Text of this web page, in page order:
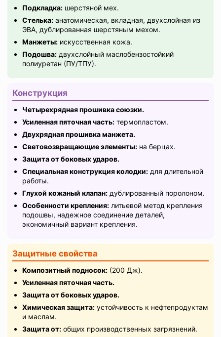
Подкладка: шерстяной мех.
Стелька: анатомическая, вкладная, двухслойная из
ЭВА, дублированная шерстяным мехом.
Манжеты: искусственная кожа.
Подошва: двухслойный маслобензостойкий
полиуретан (ПУ/ТПУ).
Конструкция
Четырехрядная прошивка союзки.
Усиленная пяточная часть: термопластом.
Двухрядная прошивка манжета.
Световозвращающие элементы: на берцах.
Защита от боковых ударов.
Специальная конструкция колодки: для длительной
работы.
Глухой кожаный клапан: дублированный поролоном.
Особенности крепления: литьевой метод крепления
подошвы, надежное соединение деталей,
экономичный вариант крепления.
Защитные свойства
Композитный подносок: (200 Дж).
Усиленная пяточная часть.
Защита от боковых ударов.
Химическая защита: устойчивость к нефтепродуктам
и маслам.
Защита от: общих производственных загрязнений.